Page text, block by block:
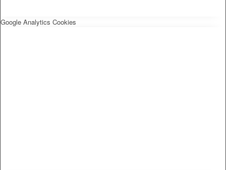
Google Analytics Cookies